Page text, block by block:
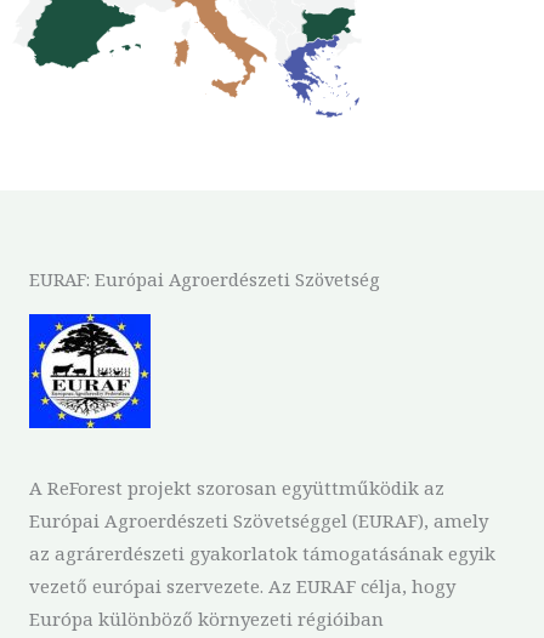
EURAF: Európai Agroerdészeti Szövetség
A ReForest projekt szorosan együttműködik az
Európai Agroerdészeti Szövetséggel (EURAF), amely
az agrárerdészeti gyakorlatok támogatásának egyik
vezető európai szervezete. Az EURAF célja, hogy
Európa különböző környezeti régióiban